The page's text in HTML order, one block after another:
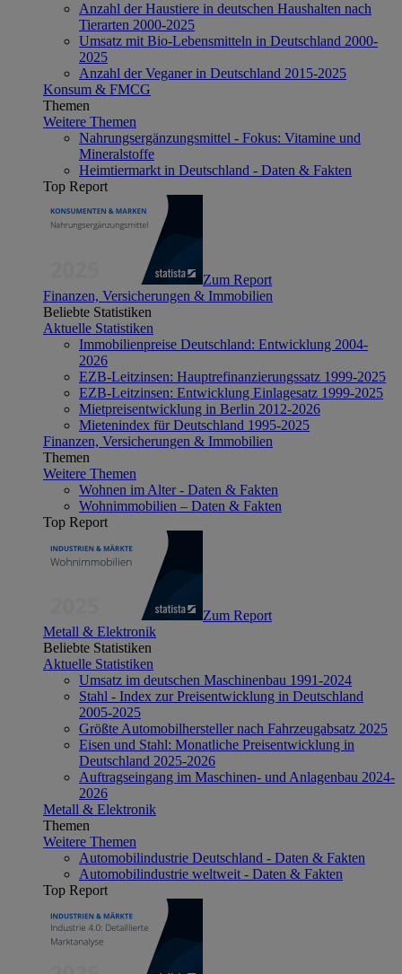
Anzahl der Haustiere in deutschen Haushalten nach
Tierarten 2000-2025
Umsatz mit Bio-Lebensmitteln in Deutschland 2000-
2025
Anzahl der Veganer in Deutschland 2015-2025
Konsum & FMCG
Themen
Weitere Themen
Nahrungsergänzungsmittel - Fokus: Vitamine und
Mineralstoffe
Heimtiermarkt in Deutschland - Daten & Fakten
Top Report
Zum Report
Finanzen, Versicherungen & Immobilien
Beliebte Statistiken
Aktuelle Statistiken
Immobilienpreise Deutschland: Entwicklung 2004-
2026
EZB-Leitzinsen: Hauptrefinanzierungssatz 1999-2025
EZB-Leitzinsen: Entwicklung Einlagesatz 1999-2025
Mietpreisentwicklung in Berlin 2012-2026
Mietenindex für Deutschland 1995-2025
Finanzen, Versicherungen & Immobilien
Themen
Weitere Themen
Wohnen im Alter - Daten & Fakten
Wohnimmobilien – Daten & Fakten
Top Report
Zum Report
Metall & Elektronik
Beliebte Statistiken
Aktuelle Statistiken
Umsatz im deutschen Maschinenbau 1991-2024
Stahl - Index zur Preisentwicklung in Deutschland
2005-2025
Größte Automobilhersteller nach Fahrzeugabsatz 2025
Eisen und Stahl: Monatliche Preisentwicklung in
Deutschland 2025-2026
Auftragseingang im Maschinen- und Anlagenbau 2024-
2026
Metall & Elektronik
Themen
Weitere Themen
Automobilindustrie Deutschland - Daten & Fakten
Automobilindustrie weltweit - Daten & Fakten
Top Report